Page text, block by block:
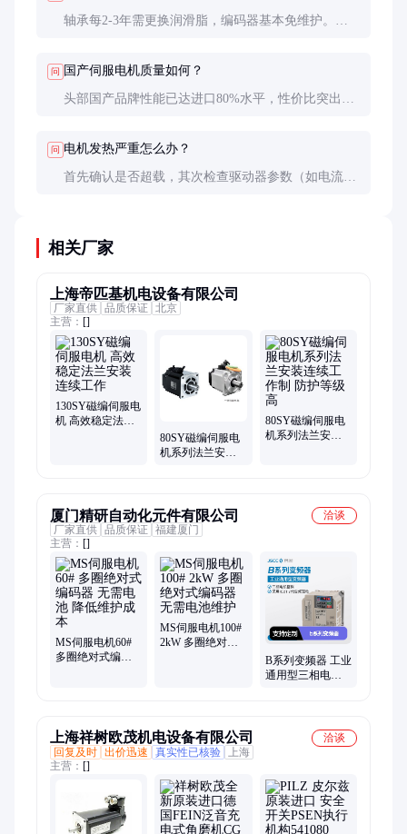
轴承每2-3年需更换润滑脂，编码器基本免维护。每
问 国产伺服电机质量如何？
头部国产品牌性能已达进口80%水平，性价比突出。
问 电机发热严重怎么办？
首先确认是否超载，其次检查驱动器参数（如电流环
相关厂家
上海帝匹基机电设备有限公司
厂家直供 品质保证 北京
主营： []
130SY磁编伺服电
机 高效稳定法兰
80SY磁编伺服电
机系列法兰安装
80SY磁编伺服电
机系列法兰安装
厦门精研自动化元件有限公司
洽谈
厂家直供 品质保证 福建厦门
主营： []
MS伺服电机60#
多圈绝对式编码
MS伺服电机100#
2kW 多圈绝对式
B系列变频器 工业
通用型三相电机
上海祥树欧茂机电设备有限公司
洽谈
回复及时 出价迅速 真实性已核验
上海
主营： []